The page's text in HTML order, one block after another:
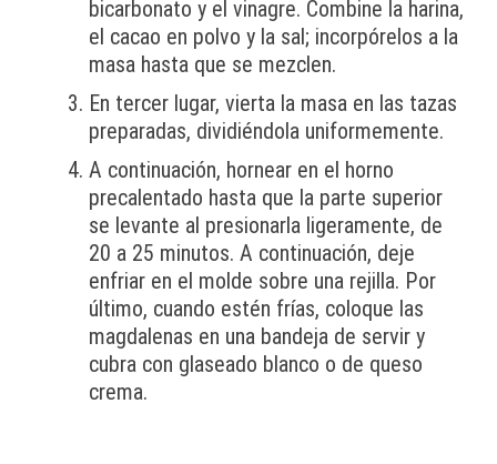
bicarbonato y el vinagre. Combine la harina,
el cacao en polvo y la sal; incorpórelos a la
masa hasta que se mezclen.
En tercer lugar, vierta la masa en las tazas
preparadas, dividiéndola uniformemente.
A continuación, hornear en el horno
precalentado hasta que la parte superior
se levante al presionarla ligeramente, de
20 a 25 minutos. A continuación, deje
enfriar en el molde sobre una rejilla. Por
último, cuando estén frías, coloque las
magdalenas en una bandeja de servir y
cubra con glaseado blanco o de queso
crema.